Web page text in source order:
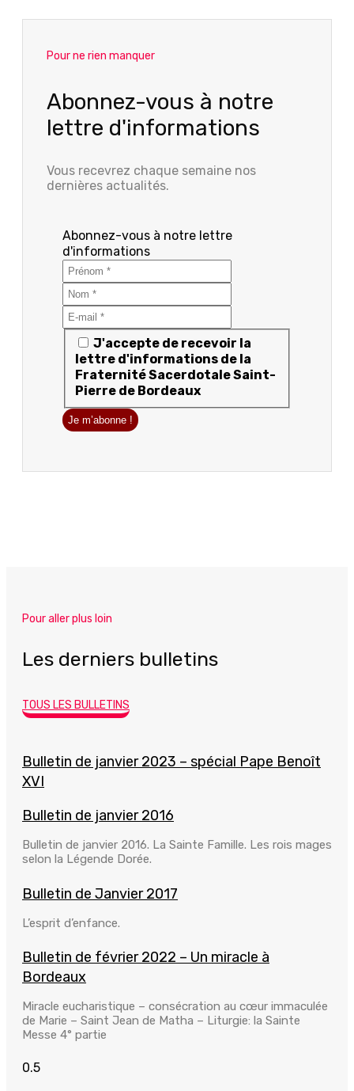
Pour ne rien manquer
Abonnez-vous à notre
lettre d'informations
Vous recevrez chaque semaine nos
dernières actualités.
Abonnez-vous à notre lettre
d'informations
J'accepte de recevoir la
lettre d'informations de la
Fraternité Sacerdotale Saint-
Pierre de Bordeaux
Pour aller plus loin
Les derniers bulletins
TOUS LES BULLETINS
Bulletin de janvier 2023 – spécial Pape Benoît
XVI
Bulletin de janvier 2016
Bulletin de janvier 2016. La Sainte Famille. Les rois mages
selon la Légende Dorée.
Bulletin de Janvier 2017
L’esprit d’enfance.
Bulletin de février 2022 – Un miracle à
Bordeaux
Miracle eucharistique – consécration au cœur immaculée
de Marie – Saint Jean de Matha – Liturgie: la Sainte
Messe 4° partie